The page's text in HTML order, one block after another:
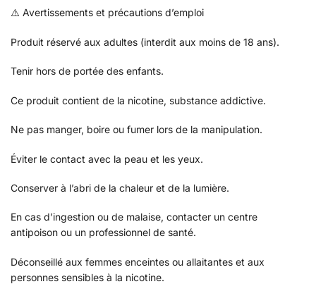
⚠️ Avertissements et précautions d’emploi
Produit réservé aux adultes (interdit aux moins de 18 ans).
Tenir hors de portée des enfants.
Ce produit contient de la nicotine, substance addictive.
Ne pas manger, boire ou fumer lors de la manipulation.
Éviter le contact avec la peau et les yeux.
Conserver à l’abri de la chaleur et de la lumière.
En cas d’ingestion ou de malaise, contacter un centre
antipoison ou un professionnel de santé.
Déconseillé aux femmes enceintes ou allaitantes et aux
personnes sensibles à la nicotine.